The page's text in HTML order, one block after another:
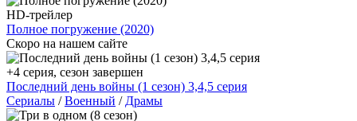
HD-трейлер
Полное погружение (2020)
Скоро на нашем сайте
+4 серия, сезон завершен
Последний день войны (1 сезон) 3,4,5 серия
Сериалы /Военный / Драмы